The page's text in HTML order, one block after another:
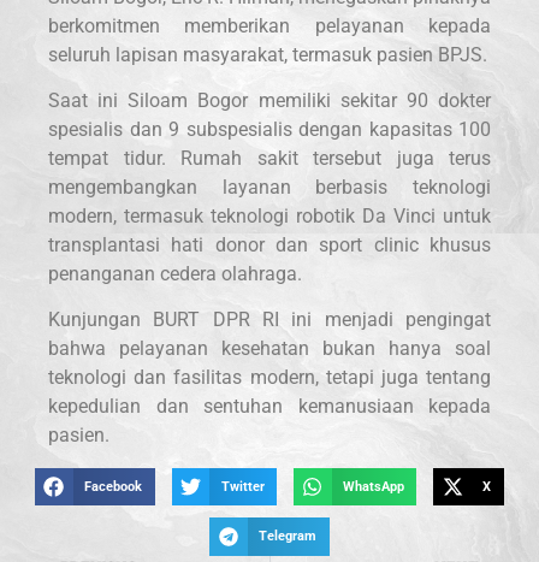
berkomitmen memberikan pelayanan kepada
seluruh lapisan masyarakat, termasuk pasien BPJS.
Saat ini Siloam Bogor memiliki sekitar 90 dokter
spesialis dan 9 subspesialis dengan kapasitas 100
tempat tidur. Rumah sakit tersebut juga terus
mengembangkan layanan berbasis teknologi
modern, termasuk teknologi robotik Da Vinci untuk
transplantasi hati donor dan sport clinic khusus
penanganan cedera olahraga.
Kunjungan BURT DPR RI ini menjadi pengingat
bahwa pelayanan kesehatan bukan hanya soal
teknologi dan fasilitas modern, tetapi juga tentang
kepedulian dan sentuhan kemanusiaan kepada
pasien.
Facebook Twitter WhatsApp X
Telegram